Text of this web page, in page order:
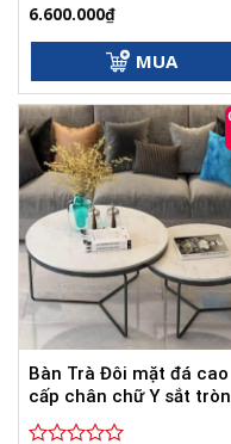
Được
5
sao
6.600.000₫
MUA
Bàn Trà Đôi mặt đá cao
cấp chân chữ Y sắt tròn